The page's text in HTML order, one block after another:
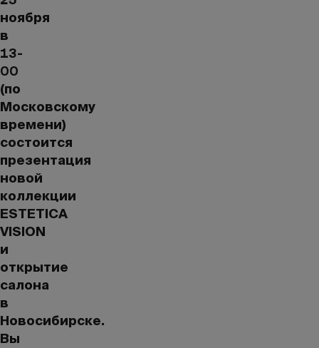
ноября
в
13-
00
(по
Московскому
времени)
состоится
презентация
новой
коллекции
ESTETICA
VISION
и
открытие
салона
в
Новосибирске.
Вы